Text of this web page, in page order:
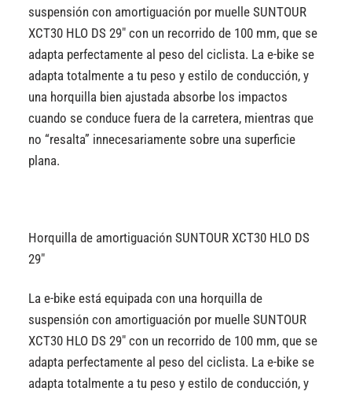
suspensión con amortiguación por muelle SUNTOUR
XCT30 HLO DS 29″ con un recorrido de 100 mm, que se
adapta perfectamente al peso del ciclista. La e-bike se
adapta totalmente a tu peso y estilo de conducción, y
una horquilla bien ajustada absorbe los impactos
cuando se conduce fuera de la carretera, mientras que
no “resalta” innecesariamente sobre una superficie
plana.
Horquilla de amortiguación SUNTOUR XCT30 HLO DS
29″
La e-bike está equipada con una horquilla de
suspensión con amortiguación por muelle SUNTOUR
XCT30 HLO DS 29″ con un recorrido de 100 mm, que se
adapta perfectamente al peso del ciclista. La e-bike se
adapta totalmente a tu peso y estilo de conducción, y